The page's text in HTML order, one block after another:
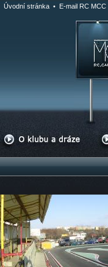
Úvodní stránka • E-mail RC MCC